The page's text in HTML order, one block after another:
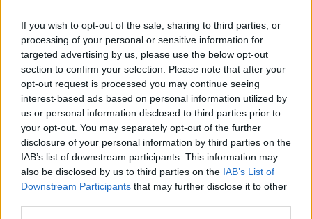
If you wish to opt-out of the sale, sharing to third parties, or
processing of your personal or sensitive information for
targeted advertising by us, please use the below opt-out
section to confirm your selection. Please note that after your
opt-out request is processed you may continue seeing
interest-based ads based on personal information utilized by
us or personal information disclosed to third parties prior to
your opt-out. You may separately opt-out of the further
disclosure of your personal information by third parties on the
IAB’s list of downstream participants. This information may
also be disclosed by us to third parties on the IAB’s List of
Downstream Participants that may further disclose it to other
Depresszív zombisereg ellen